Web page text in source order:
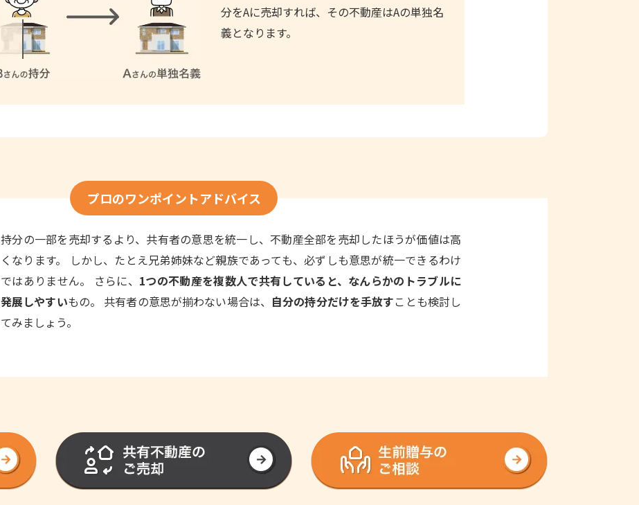
分をAに売却すれば、その不動産はAの単独名
義となります。
プロのワンポイントアドバイス
持分の一部を売却するより、共有者の意思を統一し、不動産全部を売却したほうが価値は高
くなります。 しかし、たとえ兄弟姉妹など親族であっても、必ずしも意思が統一できるわけ
ではありません。 さらに、 1つの不動産を複数人で共有していると、なんらかのトラブルに
発展しやすいもの。 共有者の意思が揃わない場合は、 自分の持分だけを手放すことも検討し
てみましょう。